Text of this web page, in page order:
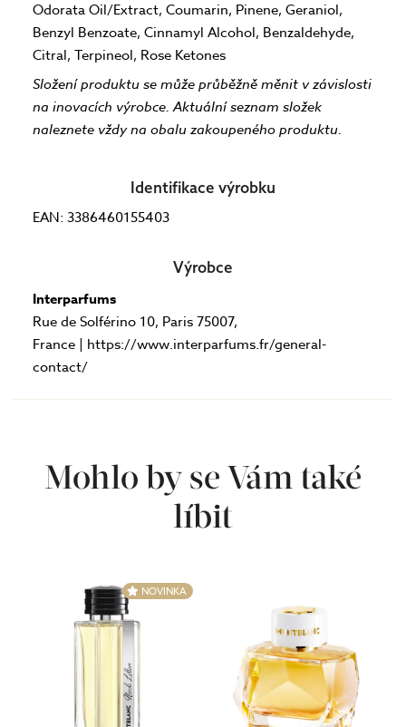
Odorata Oil/Extract, Coumarin, Pinene, Geraniol,
Benzyl Benzoate, Cinnamyl Alcohol, Benzaldehyde,
Citral, Terpineol, Rose Ketones
Složení produktu se může průběžně měnit v závislosti
na inovacích výrobce. Aktuální seznam složek
naleznete vždy na obalu zakoupeného produktu.
Identifikace výrobku
EAN: 3386460155403
Výrobce
Interparfums
Rue de Solférino 10, Paris 75007,
France | https://www.interparfums.fr/general-
contact/
Mohlo by se Vám také
líbit